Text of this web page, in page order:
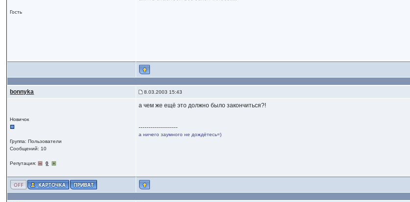
Гость
bonnyka 8.03.2003 15:43
Новичок
Группа: Пользователи
Сообщений: 10
Репутация: 0
а чем же ещё это должно было закончиться?!
--------------------
а ничего заумного не дождётесь=)